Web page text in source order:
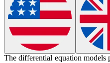
The differential equation models